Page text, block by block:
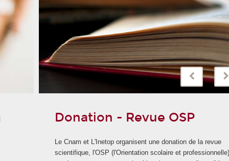
Donation - Revue OSP
Le Cnam et L'Inetop organisent une donation de la revue
scientifique, l'OSP (l'Orientation scolaire et professionnelle). De